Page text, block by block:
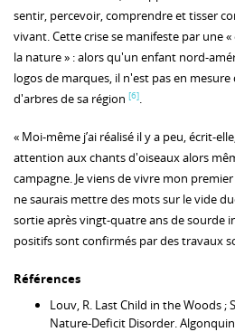
sentir, percevoir, comprendre et tisser
vivant. Cette crise se manifeste par une
la nature » : alors qu'un enfant nord-
logos de marques, il n'est pas en
d'arbres de sa région [6].
« Moi-même j’ai réalisé il y a peu, écrit-
attention aux chants d'oiseaux alors
campagne. Je viens de vivre mon
ne saurais mettre des mots sur le vide
sortie après vingt-quatre ans de sourde
positifs sont confirmés par des travaux
Références
Louv, R. Last Child in the Woods ;
Nature-Deficit Disorder.